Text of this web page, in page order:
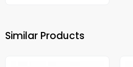
Similar Products